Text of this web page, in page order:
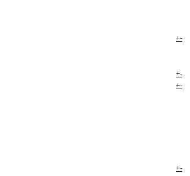
+-
+-
+-
+-